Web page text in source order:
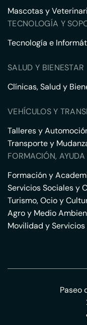
Mascotas y
TECNOLOGÍA Y
Tecnología e
SALUD Y BIENESTAR
Clínicas, Salud y
VEHÍCULOS Y
Talleres y
Transporte y
FORMACIÓN,
Formación y
Servicios Sociales y
Turismo, Ocio y
Agro y Medio
Movilidad y
Paseo